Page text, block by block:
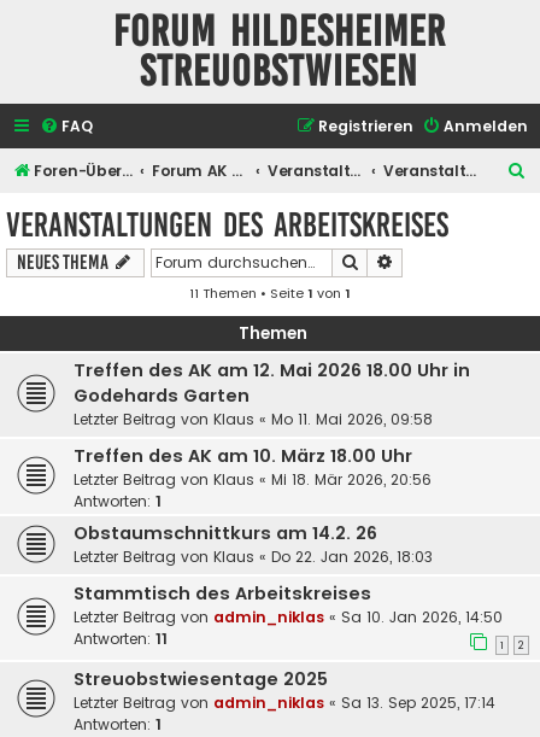
Forum Hildesheimer
Streuobstwiesen
FAQ Anmelden
Registrieren
Foren-Übersicht Forum AK Hildesheimer Streuobstwiesen Veranstaltungen Veranstaltungen des Arbeitskreises
Veranstaltungen des Arbeitskreises
Neues Thema Suche
11 Themen • Seite1 von 1
Themen
Treffen des AK am 12. Mai 2026 18.00 Uhr in
Godehards Garten
Letzter Beitrag von Klaus « Mo 11. Mai 2026, 09:58
Treffen des AK am 10. März 18.00 Uhr
Letzter Beitrag von Klaus « Mi 18. Mär 2026, 20:56
Antworten: 1
Obstaumschnittkurs am 14.2. 26
Letzter Beitrag von Klaus « Do 22. Jan 2026, 18:03
Stammtisch des Arbeitskreises
Letzter Beitrag von admin_niklas « Sa 10. Jan 2026, 14:50
Antworten: 11 1 2
Streuobstwiesentage 2025
Letzter Beitrag von admin_niklas « Sa 13. Sep 2025, 17:14
Antworten: 1